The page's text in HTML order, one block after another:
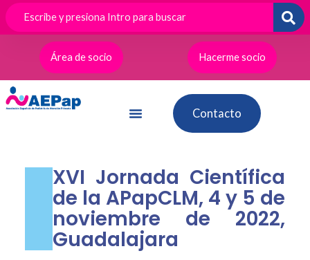
contenido
Área de socio
Hacerme socio
Contacto
XVI Jornada Científica
de la APapCLM, 4 y 5 de
noviembre de 2022,
Guadalajara